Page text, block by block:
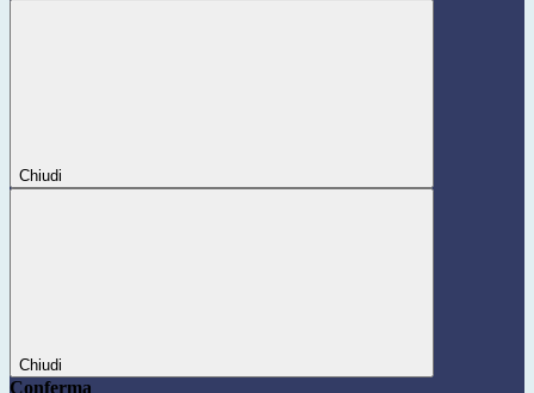
Chiudi
Chiudi
Conferma